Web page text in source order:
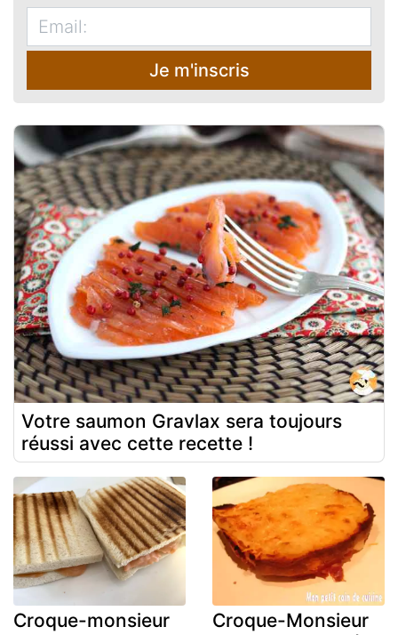
Je m'inscris
Votre saumon Gravlax sera toujours
réussi avec cette recette !
Croque-monsieur
Croque-Monsieur